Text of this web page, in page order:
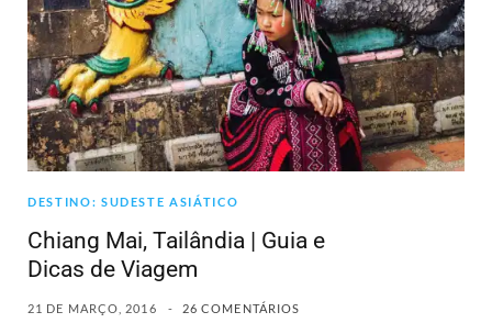
DESTINO: SUDESTE ASIÁTICO
Chiang Mai, Tailândia | Guia e
Dicas de Viagem
21 DE MARÇO, 2016 26 COMENTÁRIOS